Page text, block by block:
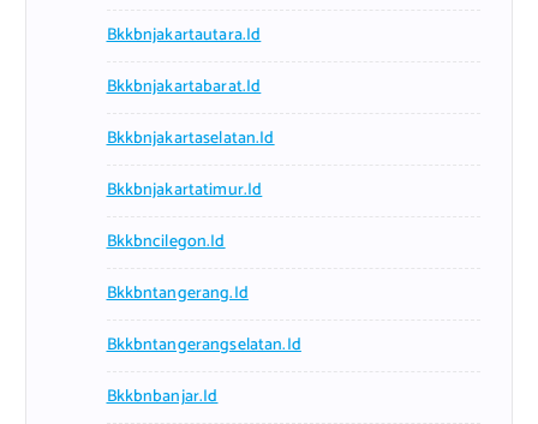
Bkkbnjakartautara.id
Bkkbnjakartabarat.id
Bkkbnjakartaselatan.id
Bkkbnjakartatimur.id
Bkkbncilegon.id
Bkkbntangerang.id
Bkkbntangerangselatan.id
Bkkbnbanjar.id